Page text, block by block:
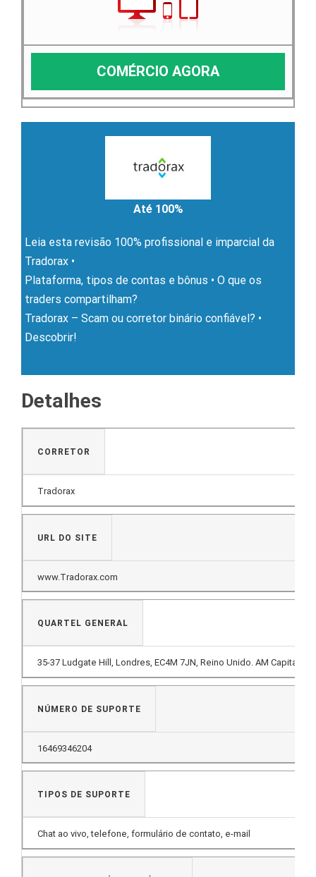
COMÉRCIO AGORA
Até 100%
Leia esta revisão 100% profissional e imparcial da
Tradorax •
Plataforma, tipos de contas e bônus • O que os
traders compartilham?
Tradorax – Scam ou corretor binário confiável? •
Descobrir!
Detalhes
CORRETOR
Tradorax
URL DO SITE
www.Tradorax.com
QUARTEL GENERAL
35-37 Ludgate Hill, Londres, EC4M 7JN, Reino Unido. AM Capital Ltd.
NÚMERO DE SUPORTE
16469346204
TIPOS DE SUPORTE
Chat ao vivo, telefone, formulário de contato, e-mail